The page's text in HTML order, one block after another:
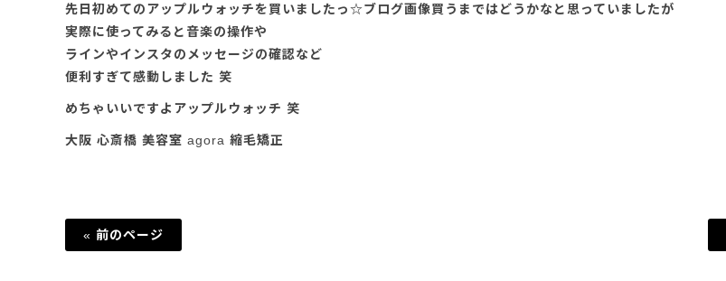
先日初めてのアップルウォッチを買いましたっ☆ブログ画像買うまではどうかなと思っていましたが
実際に使ってみると音楽の操作や
ラインやインスタのメッセージの確認など
便利すぎて感動しました 笑
めちゃいいですよアップルウォッチ 笑
大阪 心斎橋 美容室 agora 縮毛矯正
« 前のページ